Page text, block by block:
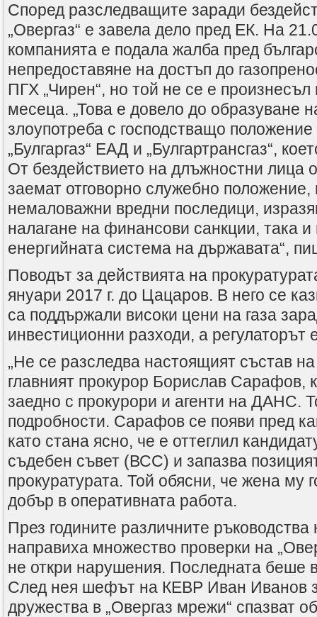
Според разследващите заради
„Овергаз“ е завела дело пред ЕК. На
компанията е подала жалба пред
непредоставяне на достъп до
ПГХ „Чирен“, но той не се е произнесъл
месеца. „Това е довело до образуване
злоупотреба с господстващо
„Булгаргаз“ ЕАД и „Булгартрансгаз“,
От бездействието на длъжностни лица
заемат отговорно служебно положение,
немаловажни вредни последици,
налагане на финансови санкции, така
енергийната система на държавата“,
Поводът за действията на
януари 2017 г. до Цацаров. В него се
са поддържали високи цени на газа
инвестиционни разходи, а регулаторът
„Не се разследва настоящият състав
главният прокурор Борислав Сарафов,
заедно с прокурори и агенти на ДАНС.
подробности. Сарафов се появи пред
като стана ясно, че е оттеглил
съдебен съвет (ВСС) и запазва
прокуратурата. Той обясни, че жена му
добър в оперативната работа.
През годините различните ръководства
направиха множество проверки на
не откри нарушения. Последната беше
След нея шефът на КЕВР Иван Иванов
дружества в „Овергаз мрежи“ спазват